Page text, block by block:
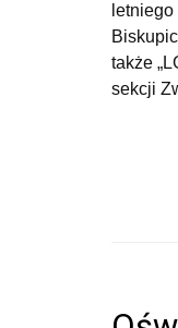
także
sekcji